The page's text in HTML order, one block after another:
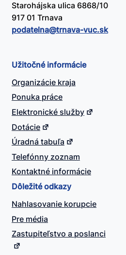
Starohájska ulica 6868/10
917 01 Trnava
podatelna@​trnava-vuc.sk
Užitočné informácie
Organizácie kraja
Ponuka práce
Elektronické služby
Dotácie
Úradná tabuľa
Telefónny zoznam
Kontaktné informácie
Dôležité odkazy
Nahlasovanie korupcie
Pre média
Zastupiteľstvo a poslanci